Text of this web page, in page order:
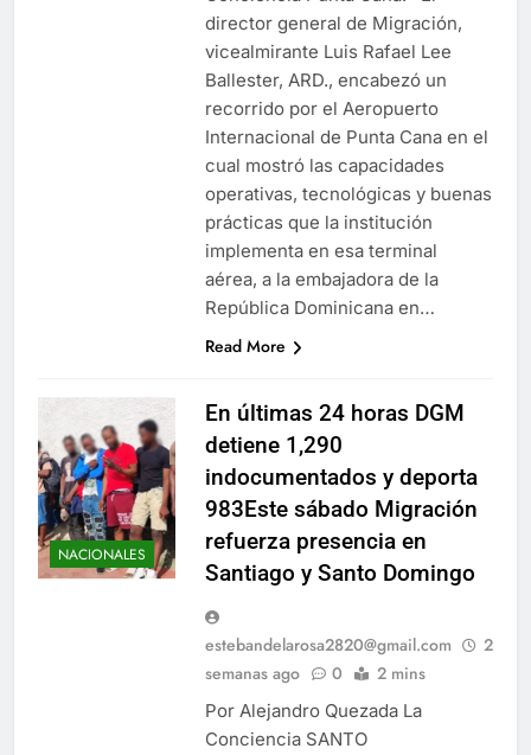
director general de Migración,
vicealmirante Luis Rafael Lee
Ballester, ARD., encabezó un
recorrido por el Aeropuerto
Internacional de Punta Cana en el
cual mostró las capacidades
operativas, tecnológicas y buenas
prácticas que la institución
implementa en esa terminal
aérea, a la embajadora de la
República Dominicana en…
Read More
NACIONALES
En últimas 24 horas DGM
detiene 1,290
indocumentados y deporta
983Este sábado Migración
refuerza presencia en
Santiago y Santo Domingo
estebandelarosa2820@gmail.com
2
semanas ago
0 2 mins
Por Alejandro Quezada La
Conciencia SANTO